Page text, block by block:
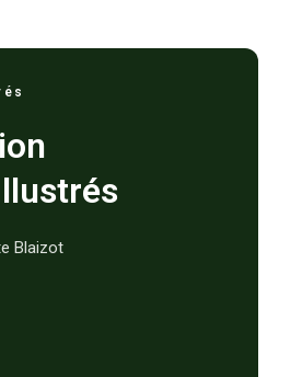
Blaizot